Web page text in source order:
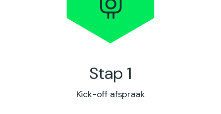
Stap 1
Kick-off afspraak